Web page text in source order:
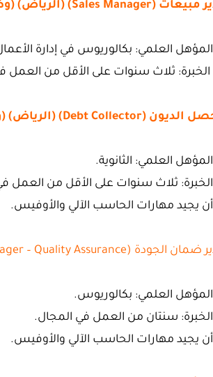
المؤهل العلمي: بكالوريوس في إدارة
الخبرة: ثلاث سنوات على الأقل من العمل
المؤهل العلمي: الثانوية.
الخبرة: ثلاث سنوات على الأقل من العمل
أن يجيد مهارات الحاسب الآلي والأوفيس.
المؤهل العلمي: بكالوريوس.
الخبرة: سنتان من العمل في المجال.
أن يجيد مهارات الحاسب الآلي والأوفيس.